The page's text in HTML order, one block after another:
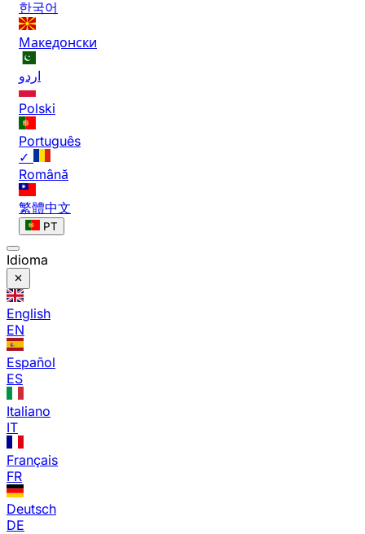
한국어
Македонски
اردو
Polski
Português
✓
Română
繁體中文
PT
Idioma
English
EN
Español
ES
Italiano
IT
Français
FR
Deutsch
DE